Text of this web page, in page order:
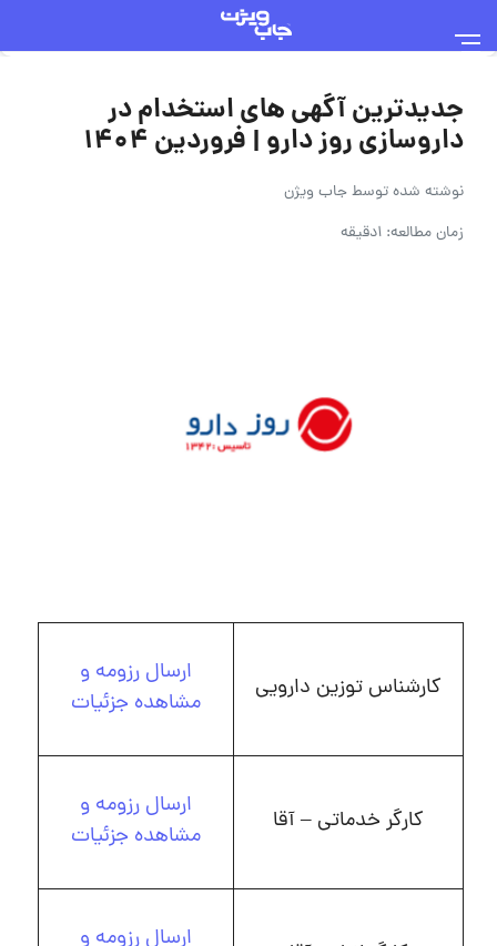
جدیدترین آگهی های استخدام در
داروسازی روز دارو | فروردین 1404
نوشته شده توسطجاب ویژن
زمان مطالعه: 1دقیقه
کارشناس توزین دارویی
ارسال رزومه و
مشاهده جزئیات
کارگر خدماتی – آقا
ارسال رزومه و
مشاهده جزئیات
ارسال رزومه و